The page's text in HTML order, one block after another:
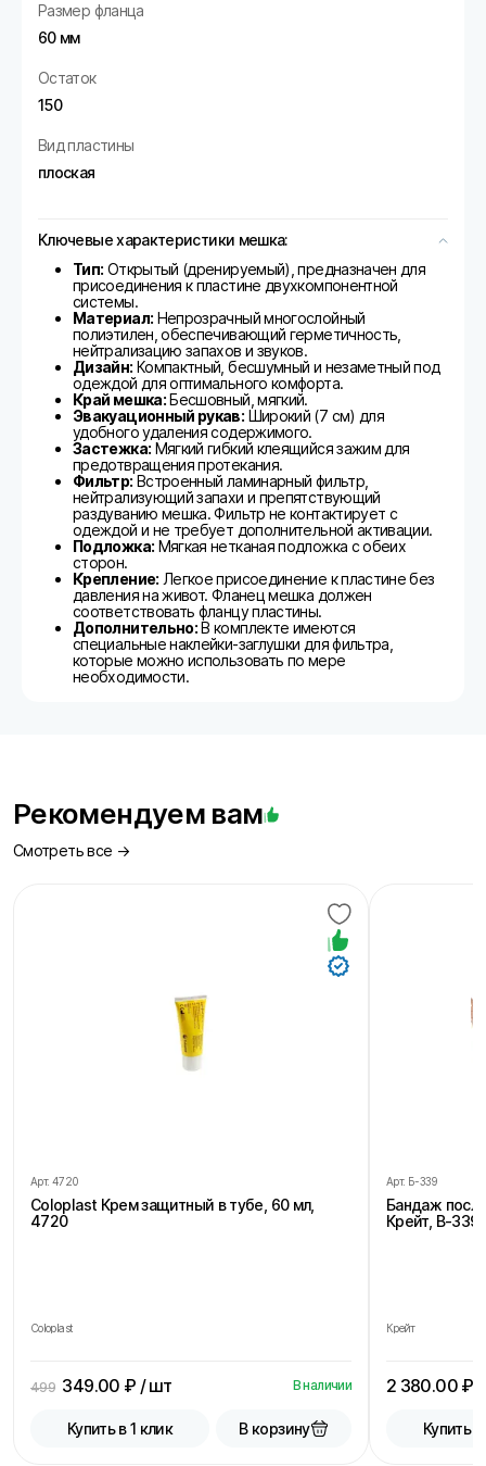
Размер фланца
60 мм
Остаток
150
Вид пластины
плоская
Ключевые характеристики мешка:
Тип: Открытый (дренируемый), предназначен для
присоединения к пластине двухкомпонентной
системы.
Материал: Непрозрачный многослойный
полиэтилен, обеспечивающий герметичность,
нейтрализацию запахов и звуков.
Дизайн: Компактный, бесшумный и незаметный под
одеждой для оптимального комфорта.
Край мешка:Бесшовный, мягкий.
Эвакуационный рукав: Широкий (7 см) для
удобного удаления содержимого.
Застежка: Мягкий гибкий клеящийся зажим для
предотвращения протекания.
Фильтр: Встроенный ламинарный фильтр,
нейтрализующий запахи и препятствующий
раздуванию мешка. Фильтр не контактирует с
одеждой и не требует дополнительной активации.
Подложка: Мягкая нетканая подложка с обеих
сторон.
Крепление: Легкое присоединение к пластине без
давления на живот. Фланец мешка должен
соответствовать фланцу пластины.
Дополнительно:В комплекте имеются
специальные наклейки-заглушки для фильтра,
которые можно использовать по мере
необходимости.
Рекомендуем вам
Смотреть все →
Арт. 4720
Coloplast Крем защитный в тубе, 60 мл,
4720
Coloplast
499 349.00 ₽ / шт В наличии
Купить в 1 клик В корзину
Арт. Б-339
Бандаж
Крейт, В-
Крейт
2 380.00₽ /
Купить в